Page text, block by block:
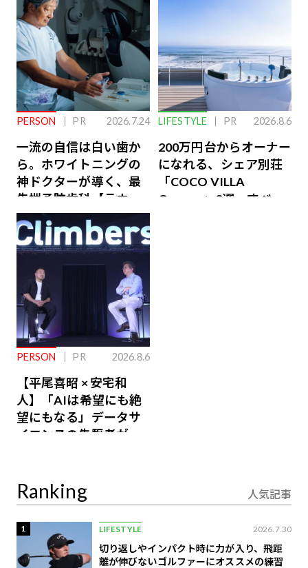
PERSON PR 2026.7.24
一流の自信は白い歯か
ら。ホワイトニングの
神ドクターが導く、最
先端予防歯科【ラウン
ジ会員特典あり】
LIFESTYLE PR 2026.8.6
200万円台からオーナー
になれる、シェア別荘
「COCO VILLA
Owners」3選。すべて
PERSON PR 2026.8.6
【平尾喜昭 × 安宅和
人】「AIは希望にも絶
望にもなる」データサ
イエンスの先駆者が語
Ranking 人気記事
1 LIFESTYLE 2026.7.30
切り返しやインパクト時に力が入り、飛距
離が伸びないゴルファーにオススメの練習